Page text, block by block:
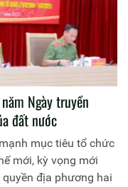
Báo CAND phản
Ngày truyền
đất nước
mục tiêu tổ chức
mới, kỳ vọng mới
địa phương hai